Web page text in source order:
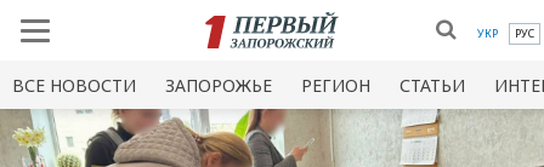
УКР РУС
ВСЕ НОВОСТИ ЗАПОРОЖЬЕ РЕГИОН СТАТЬИ